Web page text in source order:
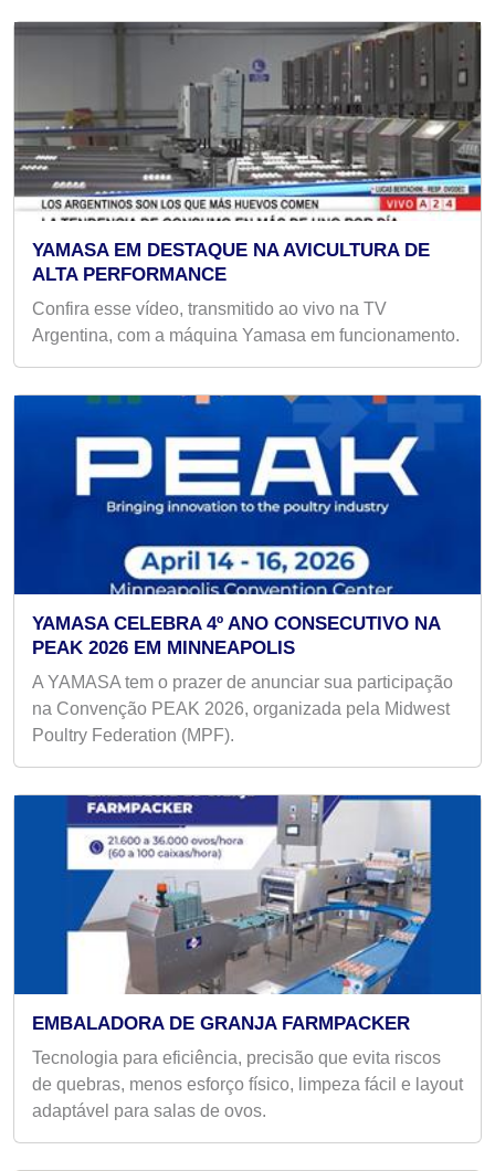
YAMASA EM DESTAQUE NA AVICULTURA DE
ALTA PERFORMANCE
Confira esse vídeo, transmitido ao vivo na TV
Argentina, com a máquina Yamasa em funcionamento.
YAMASA CELEBRA 4º ANO CONSECUTIVO NA
PEAK 2026 EM MINNEAPOLIS
A YAMASA tem o prazer de anunciar sua participação
na Convenção PEAK 2026, organizada pela Midwest
Poultry Federation (MPF).
EMBALADORA DE GRANJA FARMPACKER
Tecnologia para eficiência, precisão que evita riscos
de quebras, menos esforço físico, limpeza fácil e layout
adaptável para salas de ovos.